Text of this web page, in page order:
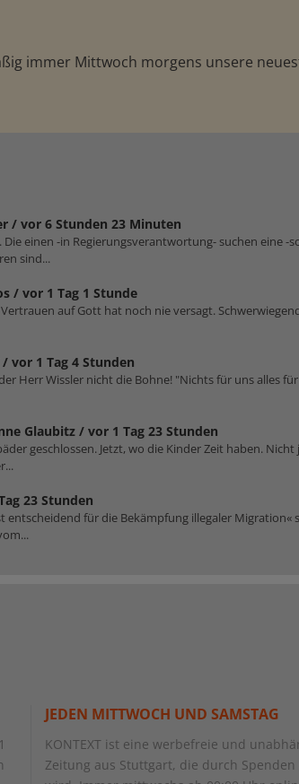
immer Mittwoch morgens unsere
/ vor 6 Stunden 23 Minuten
einen -in Regierungsverantwortung- suchen eine
sind...
/ vor 1 Tag 1 Stunde
auf Gott hat noch nie versagt.
/ vor 1 Tag 4 Stunden
Herr Wissler nicht die Bohne! "Nichts für uns alles
Glaubitz / vor 1 Tag 23 Stunden
geschlossen. Jetzt, wo die Kinder Zeit haben.
23 Stunden
für die Bekämpfung illegaler
JEDEN MITTWOCH UND SAMSTAG
KONTEXT ist eine werbefreie und
Zeitung aus Stuttgart, die durch Spenden